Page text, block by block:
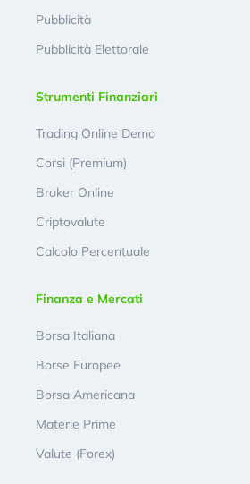
Pubblicità
Pubblicità Elettorale
Strumenti Finanziari
Trading Online Demo
Corsi (Premium)
Broker Online
Criptovalute
Calcolo Percentuale
Finanza e Mercati
Borsa Italiana
Borse Europee
Borsa Americana
Materie Prime
Valute (Forex)